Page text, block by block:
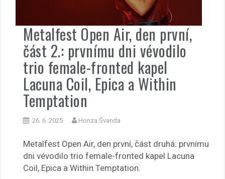
Metalfest Open Air, den první,
část 2.: prvnímu dni vévodilo
trio female-fronted kapel
Lacuna Coil, Epica a Within
Temptation
26. 6. 2025 Honza Švanda
Metalfest Open Air, den první, část druhá: prvnímu
dni vévodilo trio female-fronted kapel Lacuna
Coil, Epica a Within Temptation.